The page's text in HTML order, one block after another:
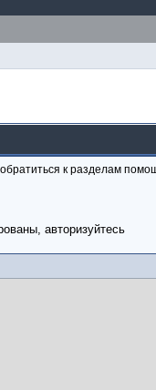
к разделам
авторизуйтесь